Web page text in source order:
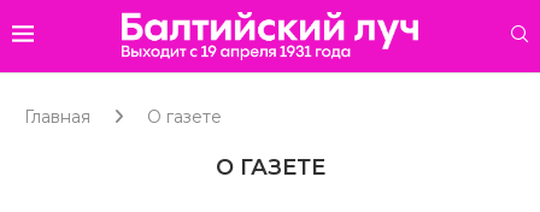
Главная О газете
О ГАЗЕТЕ